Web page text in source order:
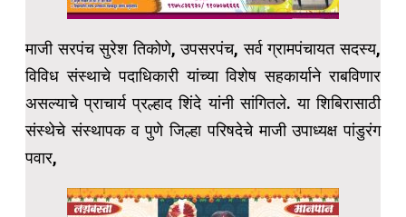
माजी सरपंच सुरेश तिकोणे, उपसरपंच, सर्व ग्रामपंचायत सदस्य,
विविध संस्थाचे पदाधिकारी यांच्या विशेष सहकार्याने राबविणार
असल्याचे प्राचार्य प्रल्हाद शिंदे यांनी सांगितले. या शिबिरासाठी
संस्थेचे संस्थापक व पुणे जिल्हा परिषदेचे माजी उपाध्यक्ष पांडुरंग
पवार,